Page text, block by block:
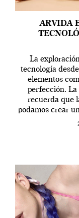
ARVIDA
La
tecnología
elementos
perfección.
recuerda que
podamos crear
que los